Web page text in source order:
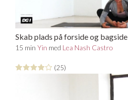
Skab plads på forside og bagside
15 minYin med Lea Nash Castro
(25)